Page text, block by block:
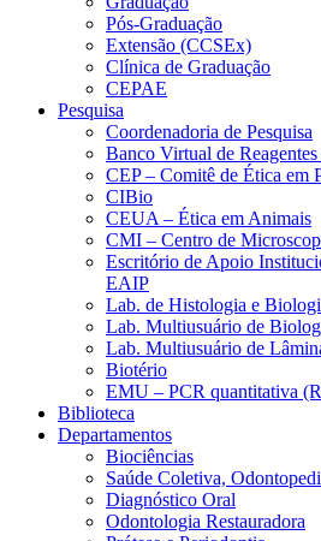
Pós-Graduação
Extensão (CCSEx)
Clínica de Graduação
CEPAE
Pesquisa
Coordenadoria de Pesquisa
Banco Virtual de
CEP – Comitê de Ética em
CIBio
CEUA – Ética em Animais
CMI – Centro de
Escritório de Apoio
EAIP
Lab. de Histologia e
Lab. Multiusuário de
Lab. Multiusuário de
Biotério
EMU – PCR quantitativa
Biblioteca
Departamentos
Biociências
Saúde Coletiva,
Diagnóstico Oral
Odontologia Restauradora